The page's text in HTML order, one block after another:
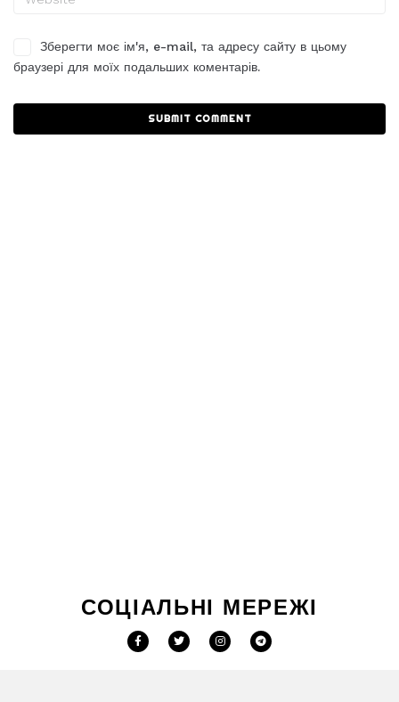
Зберегти моє ім'я, e-mail, та адресу сайту в цьому
браузері для моїх подальших коментарів.
СОЦІАЛЬНІ МЕРЕЖІ